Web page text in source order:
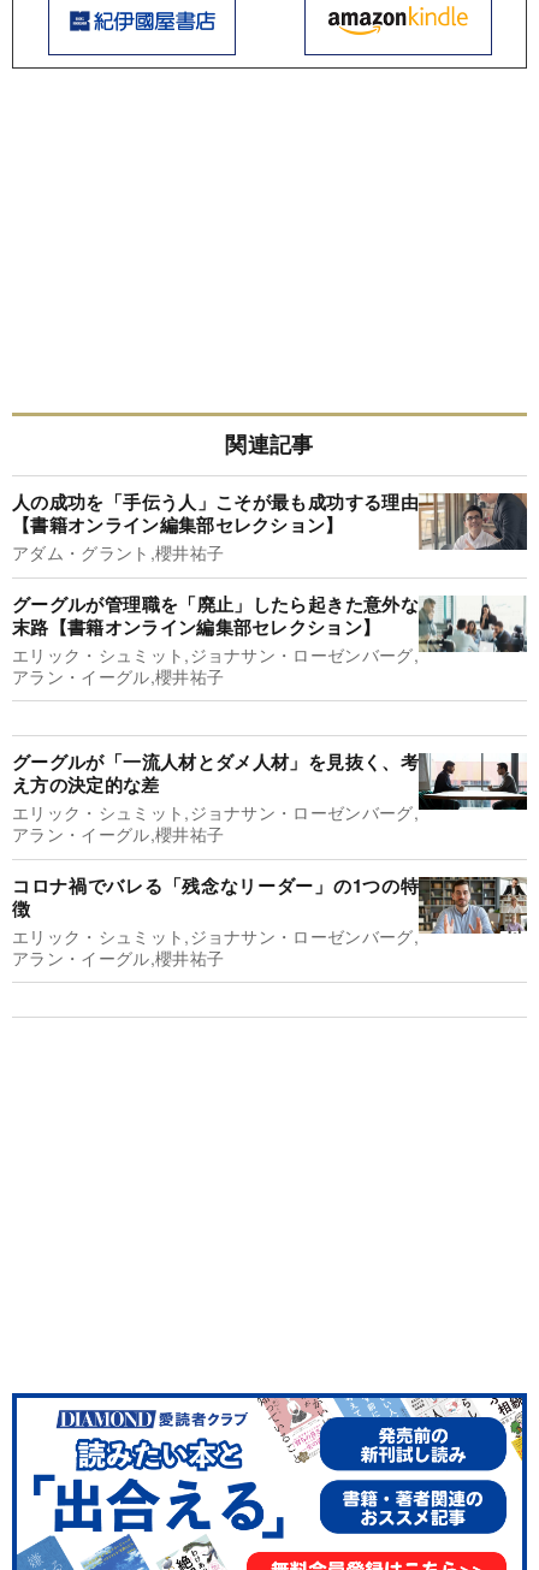
関連記事
人の成功を「手伝う人」こそが最も成功する理由
【書籍オンライン編集部セレクション】
アダム・グラント,櫻井祐子
グーグルが管理職を「廃止」したら起きた意外な
末路【書籍オンライン編集部セレクション】
エリック・シュミット,ジョナサン・ローゼンバーグ,
アラン・イーグル,櫻井祐子
グーグルが「一流人材とダメ人材」を見抜く、考
え方の決定的な差
エリック・シュミット,ジョナサン・ローゼンバーグ,
アラン・イーグル,櫻井祐子
コロナ禍でバレる「残念なリーダー」の1つの特
徴
エリック・シュミット,ジョナサン・ローゼンバーグ,
アラン・イーグル,櫻井祐子